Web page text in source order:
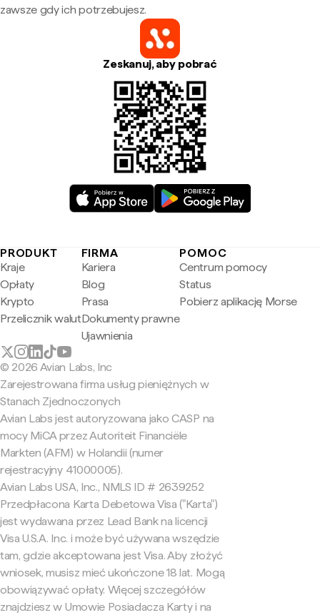
zawsze gdy ich potrzebujesz.
Zeskanuj, aby pobrać
PRODUKT
Kraje
Opłaty
Krypto
Przelicznik walut
FIRMA
Kariera
Blog
Prasa
Dokumenty prawne
Ujawnienia
POMOC
Centrum pomocy
Status
Pobierz aplikację Morse
© 2026 Avian Labs, Inc
Zarejestrowana firma usług pieniężnych w
Stanach Zjednoczonych
Avian Labs jest autoryzowana jako CASP na
mocy MiCA przez Autoriteit Financiële
Markten (AFM) w Holandii (numer
rejestracyjny 41000005).
Avian Labs USA, Inc., NMLS ID # 2639252
Przedpłacona Karta Debetowa Visa ("Karta")
jest wydawana przez Lead Bank na licencji
Visa U.S.A. Inc. i może być używana wszędzie
tam, gdzie akceptowana jest Visa. Aby złożyć
wniosek, musisz mieć ukończone 18 lat. Mogą
obowiązywać opłaty. Więcej szczegółów
znajdziesz w Umowie Posiadacza Karty i na